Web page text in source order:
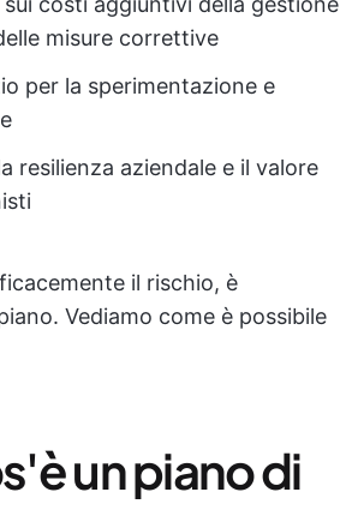
misure correttive
per la sperimentazione e
resilienza aziendale e il valore
il rischio, è
Vediamo come è possibile
un piano di